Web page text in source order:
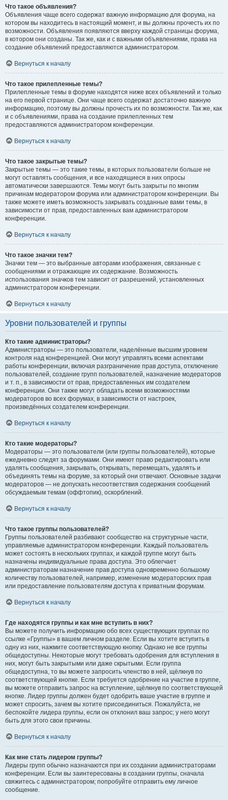
Что такое объявления?
Объявления чаще всего содержат важную информацию для форума, на
котором вы находитесь в настоящий момент, и вы должны прочесть их по
возможности. Объявления появляются вверху каждой страницы форума,
в котором они созданы. Так же, как и с важными объявлениями, права на
создание объявлений предоставляются администратором.
Вернуться к началу
Что такое прилепленные темы?
Прилепленные темы в форуме находятся ниже всех объявлений и только
на его первой странице. Они чаще всего содержат достаточно важную
информацию, поэтому вы должны прочесть их по возможности. Так же, как
и с объявлениями, права на создание прилепленных тем
предоставляются администратором конференции.
Вернуться к началу
Что такое закрытые темы?
Закрытые темы — это такие темы, в которых пользователи больше не
могут оставлять сообщения, и все находящиеся в них опросы
автоматически завершаются. Темы могут быть закрыты по многим
причинам модератором форума или администратором конференции. Вы
также можете иметь возможность закрывать созданные вами темы, в
зависимости от прав, предоставленных вам администратором
конференции.
Вернуться к началу
Что такое значки тем?
Значки тем — это выбранные авторами изображения, связанные с
сообщениями и отражающие их содержание. Возможность
использования значков тем зависит от разрешений, установленных
администратором конференции.
Вернуться к началу
Уровни пользователей и группы
Кто такие администраторы?
Администраторы — это пользователи, наделённые высшим уровнем
контроля над конференцией. Они могут управлять всеми аспектами
работы конференции, включая разграничение прав доступа, отключение
пользователей, создание групп пользователей, назначение модераторов
и т. п., в зависимости от прав, предоставленных им создателем
конференции. Они также могут обладать всеми возможностями
модераторов во всех форумах, в зависимости от настроек,
произведённых создателем конференции.
Вернуться к началу
Кто такие модераторы?
Модераторы — это пользователи (или группы пользователей), которые
ежедневно следят за форумами. Они имеют право редактировать или
удалять сообщения, закрывать, открывать, перемещать, удалять и
объединять темы на форуме, за который они отвечают. Основные задачи
модераторов — не допускать несоответствия содержания сообщений
обсуждаемым темам (оффтопик), оскорблений.
Вернуться к началу
Что такое группы пользователей?
Группы пользователей разбивают сообщество на структурные части,
управляемые администратором конференции. Каждый пользователь
может состоять в нескольких группах, и каждой группе могут быть
назначены индивидуальные права доступа. Это облегчает
администраторам назначение прав доступа одновременно большому
количеству пользователей, например, изменение модераторских прав
или предоставление пользователям доступа к приватным форумам.
Вернуться к началу
Где находятся группы и как мне вступить в них?
Вы можете получить информацию обо всех существующих группах по
ссылке «Группы» в вашем личном разделе. Если вы хотите вступить в
одну из них, нажмите соответствующую кнопку. Однако не все группы
общедоступны. Некоторые могут требовать одобрения для вступления в
них, могут быть закрытыми или даже скрытыми. Если группа
общедоступна, то вы можете запросить членство в ней, щёлкнув по
соответствующей кнопке. Если требуется одобрение на участие в группе,
вы можете отправить запрос на вступление, щёлкнув по соответствующей
кнопке. Лидер группы должен будет одобрить ваше участие в группе и
может спросить, зачем вы хотите присоединиться. Пожалуйста, не
беспокойте лидера группы, если он отклонил ваш запрос; у него могут
быть для этого свои причины.
Вернуться к началу
Как мне стать лидером группы?
Лидеры групп обычно назначаются при их создании администраторами
конференции. Если вы заинтересованы в создании группы, сначала
свяжитесь с администратором; попробуйте отправить ему личное
сообщение.